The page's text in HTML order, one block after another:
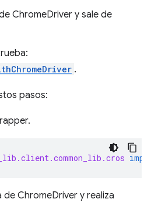
ChromeDriver y sale de
.
pasos:
de ChromeDriver y realiza